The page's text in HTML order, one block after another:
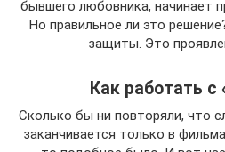
бывшего любовника, начинает
Но правильное ли это
защиты. Это
Как работать
Сколько бы ни повторяли, что
заканчивается только в